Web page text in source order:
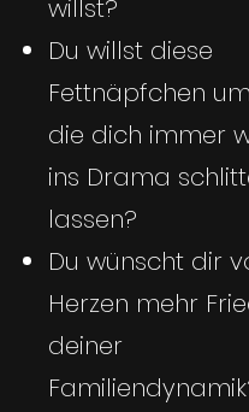
willst?
Du willst diese
Fettnäpfchen
die dich immer
ins Drama
lassen?
Du wünscht dir
Herzen mehr
deiner